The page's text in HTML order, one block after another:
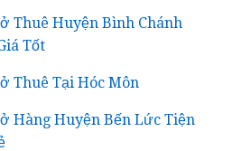
Thuê Huyện Bình Chánh
Tốt
Thuê Tại Hóc Môn
Hàng Huyện Bến Lức Tiện